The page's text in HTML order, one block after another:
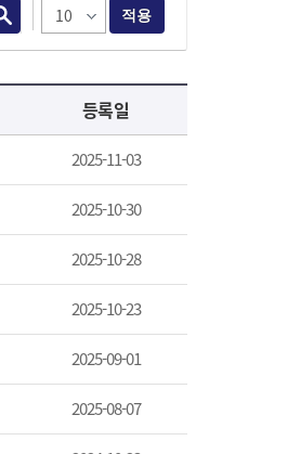
적용
등록일
2025-11-03
2025-10-30
2025-10-28
2025-10-23
2025-09-01
2025-08-07